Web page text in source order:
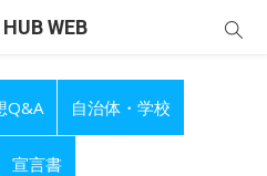
WEB
Q&A 自治体・学校
宣言書